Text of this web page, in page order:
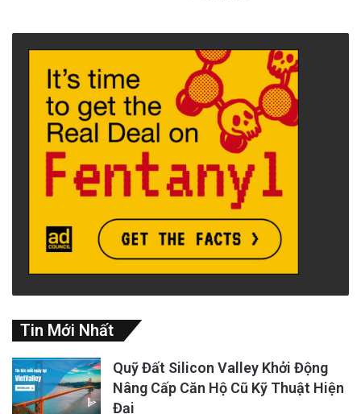
xem tivi bằng hoạt động thể chất nhẹ nhàng ở
nhà hoặc nơi làm việc sẽ tăng tỷ lệ lão hóa
khỏe mạnh lần lượt là 8% và 10%.
Chịu khó đứng lên đi bộ, thay vì ngồi một chỗ.
(minh họa: Jack Hills/Unsplash)
Nghiên cứu cũng xác nhận rằng các hoạt
động cường độ cao cũng mang lại lợi ích đáng
kể cho sức khỏe. Việc thay thế một giờ ngồi
khả năng lão hóa mà vẫn khỏe mạnh.
Tin Mới Nhất
Quỹ Đất Silicon Valley Khởi Động
Nâng Cấp Căn Hộ Cũ Kỹ Thuật Hiện
Đại